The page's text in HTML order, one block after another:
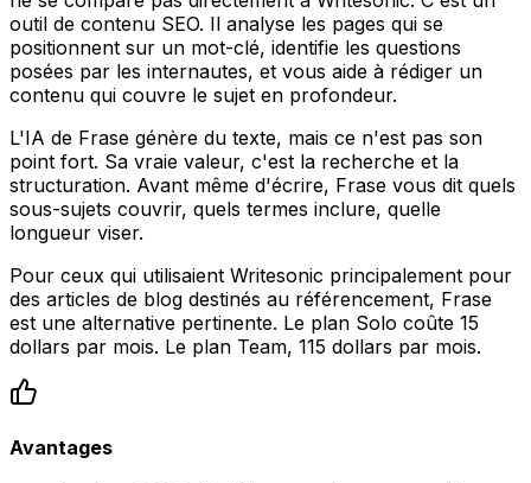
outil de contenu SEO. Il analyse les pages qui se
positionnent sur un mot-clé, identifie les questions
posées par les internautes, et vous aide à rédiger un
contenu qui couvre le sujet en profondeur.
L'IA de Frase génère du texte, mais ce n'est pas son
point fort. Sa vraie valeur, c'est la recherche et la
structuration. Avant même d'écrire, Frase vous dit quels
sous-sujets couvrir, quels termes inclure, quelle
longueur viser.
Pour ceux qui utilisaient Writesonic principalement pour
des articles de blog destinés au référencement, Frase
est une alternative pertinente. Le plan Solo coûte 15
dollars par mois. Le plan Team, 115 dollars par mois.
Avantages